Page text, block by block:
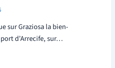
sur Graziosa la bien-
d’Arrecife, sur…